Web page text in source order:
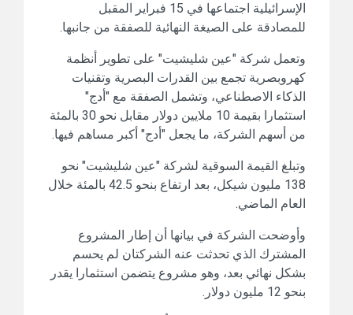
الإسرائيلية اجتماعها في 15 فبراير المقبل
للمصادقة على الصيغة النهائية للصفقة من جانبها.
وتعمل شركة "عين شليشيت" على تطوير أنظمة
كهروبصرية تجمع بين القدرات البصرية وتقنيات
الذكاء الاصطناعي، وتشمل الصفقة مع "أدج"
استثمارا بقيمة 10 ملايين دولار مقابل نحو 30 بالمئة
من أسهم الشركة، ما يجعل "أدج" أكبر مساهم فيها.
وتبلغ القيمة السوقية لشركة "عين شليشيت" نحو
138 مليون شيكل، بعد ارتفاع بنحو 42.5 بالمئة خلال
العام الماضي.
وأوضحت الشركة في بيانها أن إطار المشروع
المشترك الذي تحدثت عنه الشركتان لم يحسم
بشكل نهائي بعد، وهو مشروع يتضمن استثمارا يقدر
بنحو 12 مليون دولار.